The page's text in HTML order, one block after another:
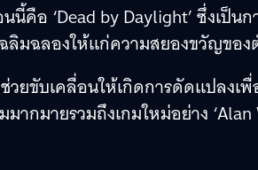
คือ ‘Dead by Daylight’ ซึ่งเป็น
ลิมฉลองให้แก่ความสยองขวัญของ
ช่วยขับเคลื่อนให้เกิดการดัดแปล
กมายรวมถึงเกมใหม่อย่าง ‘Alan